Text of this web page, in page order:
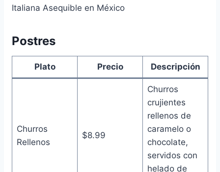
Italiana Asequible en México
Postres
Plato Precio Descripción
Churros
Rellenos
$8.99
Churros
crujientes
rellenos de
caramelo o
chocolate,
servidos con
helado de